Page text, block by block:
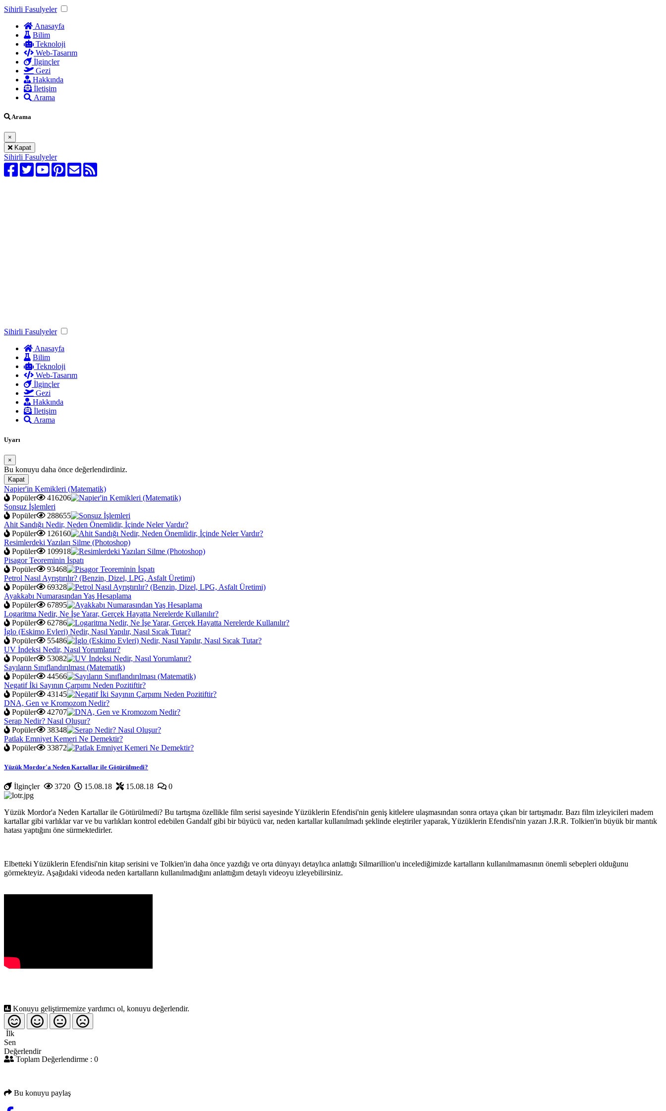
Sihirli Fasulyeler
Anasayfa
Bilim
Teknoloji
Web-Tasarım
İlginçler
Gezi
Hakkında
İletişim
Arama
Arama
×
Kapat
Sihirli Fasulyeler
Sihirli Fasulyeler
Anasayfa
Bilim
Teknoloji
Web-Tasarım
İlginçler
Gezi
Hakkında
İletişim
Arama
Uyarı
×
Bu konuyu daha önce değerlendirdiniz.
Kapat
Napier'in Kemikleri (Matematik)
Popüler
416206
Sonsuz İşlemleri
Popüler
288655
Ahit Sandığı Nedir, Neden Önemlidir, İçinde Neler Vardır?
Popüler
126160
Resimlerdeki Yazıları Silme (Photoshop)
Popüler
109918
Pisagor Teoreminin İspatı
Popüler
93468
Petrol Nasıl Ayrıştırılır? (Benzin, Dizel, LPG, Asfalt Üretimi)
Popüler
69328
Ayakkabı Numarasından Yaş Hesaplama
Popüler
67895
Logaritma Nedir, Ne İşe Yarar, Gerçek Hayatta Nerelerde Kullanılır?
Popüler
62786
İglo (Eskimo Evleri) Nedir, Nasıl Yapılır, Nasıl Sıcak Tutar?
Popüler
55486
UV İndeksi Nedir, Nasıl Yorumlanır?
Popüler
53082
Sayıların Sınıflandırılması (Matematik)
Popüler
44566
Negatif İki Sayının Çarpımı Neden Pozitiftir?
Popüler
43145
DNA, Gen ve Kromozom Nedir?
Popüler
42707
Serap Nedir? Nasıl Oluşur?
Popüler
38348
Patlak Emniyet Kemeri Ne Demektir?
Popüler
33872
Yükleniyor...
Yüzük Mordor'a Neden Kartallar ile Götürülmedi?
İlginçler 3720 15.08.18 15.08.18 0
Yüzük Mordor'a Neden Kartallar ile Götürülmedi? Bu tartışma özellikle film serisi sayesinde Yüzüklerin Efendisi'nin geniş kitlelere ulaşmasından sonra ortaya çıkan bir tartışmadır. Bazı film izleyicileri madem
kartallar gibi varlıklar var ve bu varlıkları kontrol edebilen Gandalf gibi bir büyücü var, neden kartallar kullanılmadı şeklinde eleştiriler yaparak, Yüzüklerin Efendisi'nin yazarı J.R.R. Tolkien'in büyük bir mantık
hatası yaptığını öne sürmektedirler.
Elbetteki Yüzüklerin Efendisi'nin kitap serisini ve Tolkien'in daha önce yazdığı ve orta dünyayı detaylıca anlattığı Silmarillion'u incelediğimizde kartalların kullanılmamasının önemli sebepleri olduğunu
görmekteyiz. Aşağıdaki videoda neden kartalların kullanılmadığını anlattığım detaylı videoyu izleyebilirsiniz.
Konuyu geliştirmemize yardımcı ol, konuyu değerlendir.
İlk
Sen
Değerlendir
Toplam Değerlendirme : 0
Bu konuyu paylaş